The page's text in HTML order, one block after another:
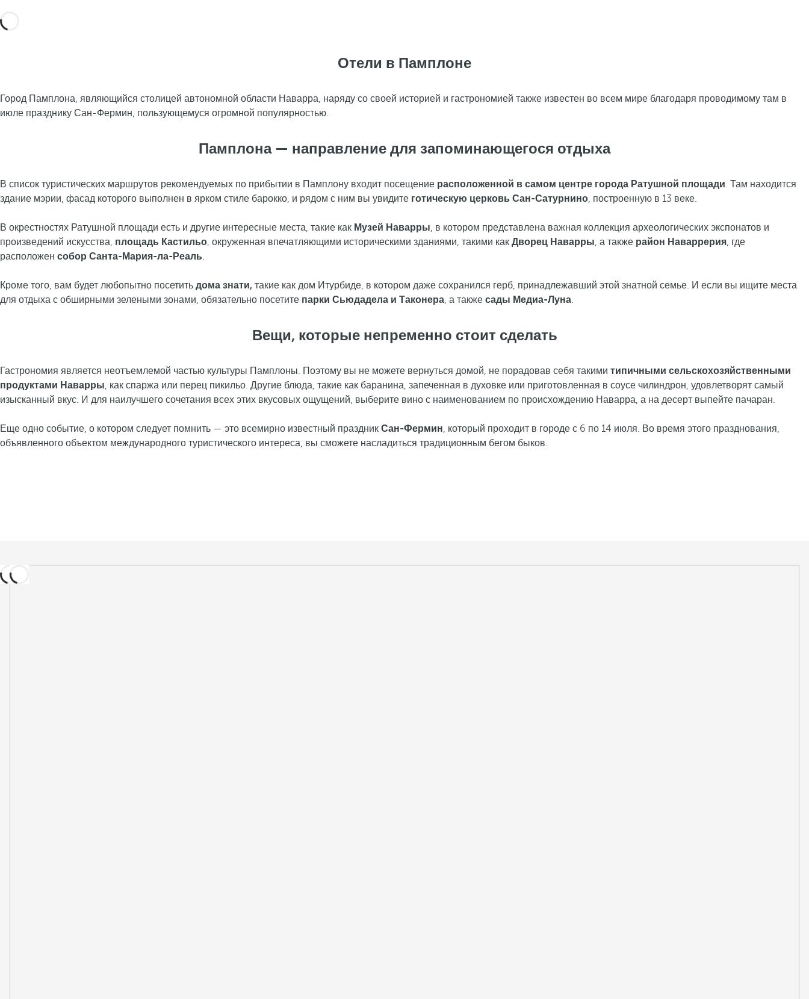
Отели в Памплоне
Город Памплона, являющийся столицей автономной области Наварра, наряду со своей историей и гастрономией также известен во всем мире благодаря проводимому там в
июле празднику Сан-Фермин, пользующемуся огромной популярностью.
Памплона — направление для запоминающегося отдыха
В список туристических маршрутов рекомендуемых по прибытии в Памплону входит посещение расположенной в самом центре города Ратушной площади. Там находится
здание мэрии, фасад которого выполнен в ярком стиле барокко, и рядом с ним вы увидите готическую церковь Сан-Сатурнино, построенную в 13 веке.
В окрестностях Ратушной площади есть и другие интересные места, такие как Музей Наварры, в котором представлена важная коллекция археологических экспонатов и
произведений искусства, площадь Кастильо, окруженная впечатляющими историческими зданиями, такими как Дворец Наварры, а также район Наваррерия, где
расположен собор Санта-Мария-ла-Реаль.
Кроме того, вам будет любопытно посетить дома знати, такие как дом Итурбиде, в котором даже сохранился герб, принадлежавший этой знатной семье. И если вы ищите места
для отдыха с обширными зелеными зонами, обязательно посетите парки Сьюдадела и Таконера, а также сады Медиа-Луна.
Вещи, которые непременно стоит сделать
Гастрономия является неотъемлемой частью культуры Памплоны. Поэтому вы не можете вернуться домой, не порадовав себя такими типичными сельскохозяйственными
продуктами Наварры, как спаржа или перец пикильо. Другие блюда, такие как баранина, запеченная в духовке или приготовленная в соусе чилиндрон, удовлетворят самый
изысканный вкус. И для наилучшего сочетания всех этих вкусовых ощущений, выберите вино с наименованием по происхождению Наварра, а на десерт выпейте пачаран.
Еще одно событие, о котором следует помнить — это всемирно известный праздник Сан-Фермин, который проходит в городе с 6 по 14 июля. Во время этого празднования,
объявленного объектом международного туристического интереса, вы сможете насладиться традиционным бегом быков.